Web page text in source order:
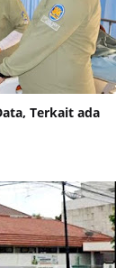
Terkait ada